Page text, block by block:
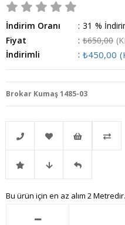
İndirim Oranı : %
31
Fiyat
: ₺650,00
İndirimli
: ₺450,00
Brokar Kumaş 1485-03
Telefonla
Sipariş
Favorilere
Ekle
İstek
Listeme
İndirimli Fiyat Gelince
Bu ürün için en az alım 2 Metredir.